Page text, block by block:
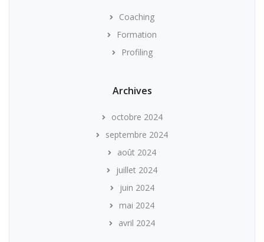
Coaching
Formation
Profiling
Archives
octobre 2024
septembre 2024
août 2024
juillet 2024
juin 2024
mai 2024
avril 2024